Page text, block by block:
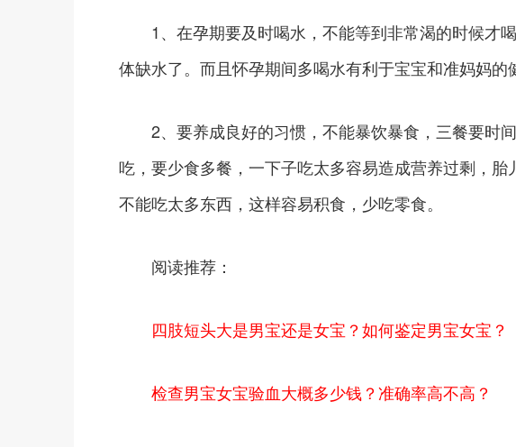
1、在孕期要及时喝水，不能等到非常渴的时候才
体缺水了。而且怀孕期间多喝水有利于宝宝和准妈妈的
2、要养成良好的习惯，不能暴饮暴食，三餐要时
吃，要少食多餐，一下子吃太多容易造成营养过剩，
不能吃太多东西，这样容易积食，少吃零食。
阅读推荐：
四肢短头大是男宝还是女宝？如何鉴定男宝女宝？
检查男宝女宝验血大概多少钱？准确率高不高？